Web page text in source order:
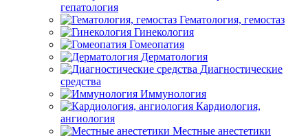
гепатология
Гематология, гемостаз
Гинекология
Гомеопатия
Дерматология
Диагностические
средства
Иммунология
Кардиология,
ангиология
Местные анестетики